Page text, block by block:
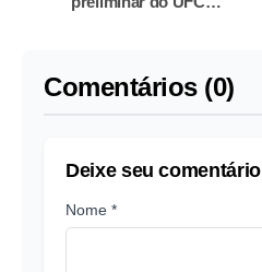
Comentários (0)
Deixe seu comentário
Nome *